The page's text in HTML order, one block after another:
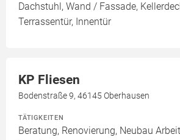
Dachstuhl, Wand / Fassade,
Terrassentür, Innentür
KP Fliesen
Bodenstraße 9, 46145 Oberhausen
TÄTIGKEITEN
Beratung, Renovierung, Neubau